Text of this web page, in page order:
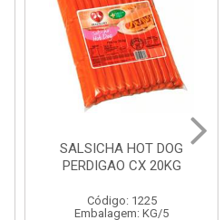
PERNIL SUINO C/OSSO
Código: 12301